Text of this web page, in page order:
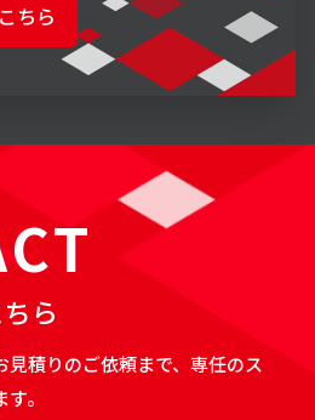
ちら
ら
積りのご依頼まで、専任のス
。